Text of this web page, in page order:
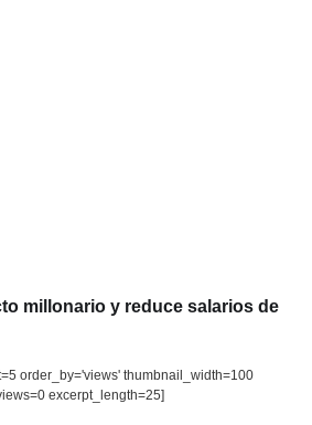
millonario y reduce salarios de
order_by='views' thumbnail_width=100
excerpt_length=25]